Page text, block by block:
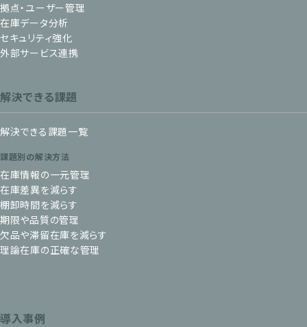
拠点・ユーザー管理
在庫データ分析
セキュリティ強化
外部サービス連携
解決できる課題
解決できる課題一覧
課題別の解決方法
在庫情報の一元管理
在庫差異を減らす
棚卸時間を減らす
期限や品質の管理
欠品や滞留在庫を減らす
理論在庫の正確な管理
導入事例